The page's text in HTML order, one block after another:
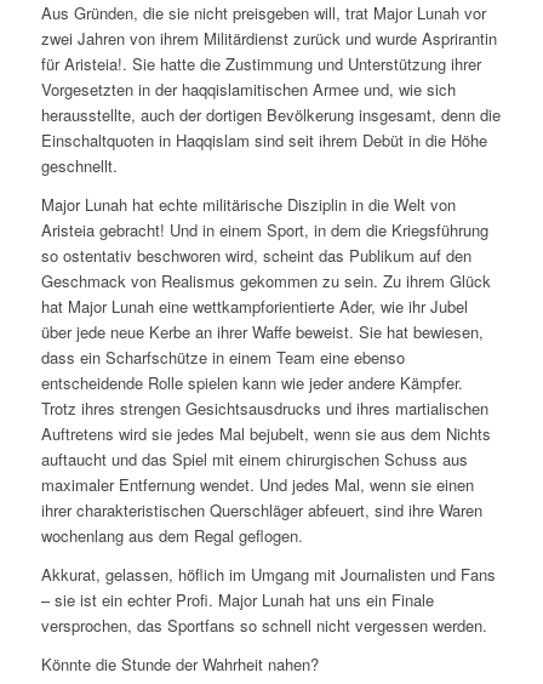
Aus Gründen, die sie nicht preisgeben will, trat Major Lunah vor
zwei Jahren von ihrem Militärdienst zurück und wurde Asprirantin
für Aristeia!. Sie hatte die Zustimmung und Unterstützung ihrer
Vorgesetzten in der haqqislamitischen Armee und, wie sich
herausstellte, auch der dortigen Bevölkerung insgesamt, denn die
Einschaltquoten in Haqqislam sind seit ihrem Debüt in die Höhe
geschnellt.
Major Lunah hat echte militärische Disziplin in die Welt von
Aristeia gebracht! Und in einem Sport, in dem die Kriegsführung
so ostentativ beschworen wird, scheint das Publikum auf den
Geschmack von Realismus gekommen zu sein. Zu ihrem Glück
hat Major Lunah eine wettkampforientierte Ader, wie ihr Jubel
über jede neue Kerbe an ihrer Waffe beweist. Sie hat bewiesen,
dass ein Scharfschütze in einem Team eine ebenso
entscheidende Rolle spielen kann wie jeder andere Kämpfer.
Trotz ihres strengen Gesichtsausdrucks und ihres martialischen
Auftretens wird sie jedes Mal bejubelt, wenn sie aus dem Nichts
auftaucht und das Spiel mit einem chirurgischen Schuss aus
maximaler Entfernung wendet. Und jedes Mal, wenn sie einen
ihrer charakteristischen Querschläger abfeuert, sind ihre Waren
wochenlang aus dem Regal geflogen.
Akkurat, gelassen, höflich im Umgang mit Journalisten und Fans
– sie ist ein echter Profi. Major Lunah hat uns ein Finale
versprochen, das Sportfans so schnell nicht vergessen werden.
Könnte die Stunde der Wahrheit nahen?